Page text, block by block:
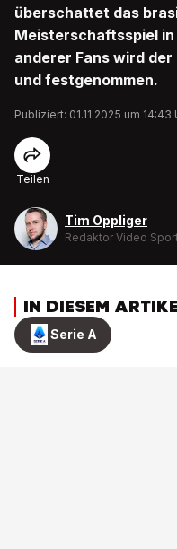
überschattet das
Meisterschaftsspiel
anderer Fans wird
und festgenommen.
Publiziert: 01.11.2025 um 14:43
Teilen
Tim Oppliger
Redaktor Video
IN DIESEM
Serie A